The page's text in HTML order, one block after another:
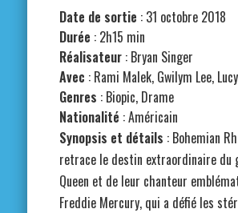
Date de sortie : 31 octobre 2018
Durée : 2h15 min
Réalisateur : Bryan Singer
Avec : Rami Malek, Gwilym Lee,
Genres : Biopic, Drame
Nationalité :Américain
Synopsis et détails : Bohemian
retrace le destin extraordinaire du
Queen et de leur chanteur
Freddie Mercury, qui a défié les